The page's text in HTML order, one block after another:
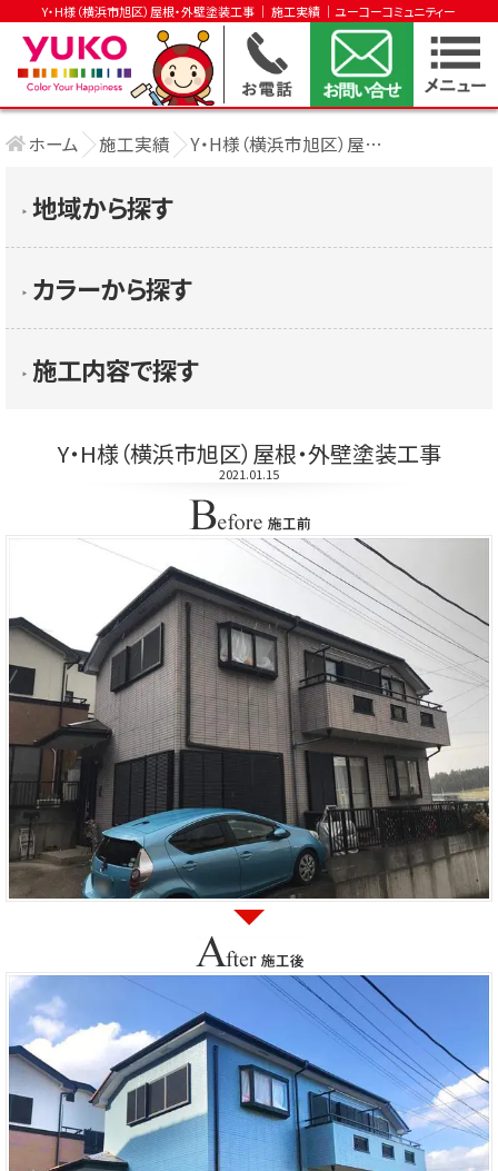
Y・H様（横浜市旭区）屋根・外壁塗装工事 │ 施工実績 │ユーコーコミュニティー
ホーム 施工実績 Y・H様（横浜市旭区）屋根・外壁塗装工事
▶︎ 施工内容で探す
▶︎ カラーから探す
▶︎ 地域から探す
Y・H様（横浜市旭区）屋根・外壁塗装工事
2021.01.15